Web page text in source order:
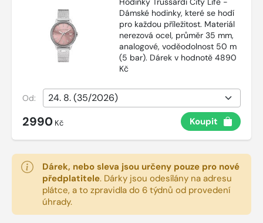
Dámské hodinky, které se hodí
pro každou příležitost. Materiál
nerezová ocel, průměr 35 mm,
analogové, voděodolnost 50 m
(5 bar). Dárek v hodnotě 4890
Kč
Od:
2990 Kč Koupit
Dárek, nebo sleva jsou určeny pouze pro nové
předplatitele. Dárky jsou odesílány na adresu
plátce, a to zpravidla do 6 týdnů od provedení
úhrady.